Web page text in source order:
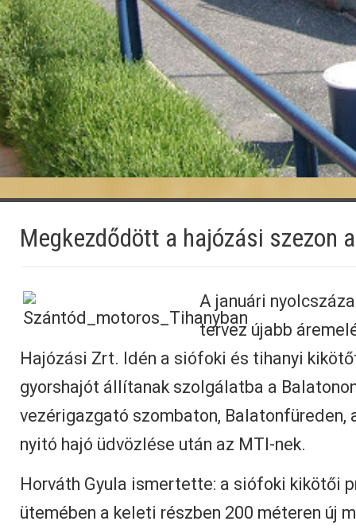
Megkezdődött a hajózási szezon
A januári
tervez újabb
Hajózási Zrt. Idén a siófoki és tihanyi
gyorshajót állítanak szolgálatba a
vezérigazgató szombaton, Balatonfüreden,
nyitó hajó üdvözlése után az MTI-nek.
Horváth Gyula ismertette: a siófoki kikötői
ütemében a keleti részben 200 méteren új